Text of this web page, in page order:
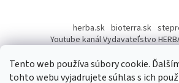
Tento web používa súbory cookie.
tohto webu vyjadrujete súhlas s ich
herba.sk bioterra.sk
Youtube kanál Vydavateľstvo